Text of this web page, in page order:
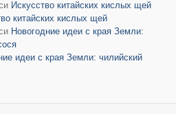
Искусство китайских кислых щей
китайских кислых щей
Новогодние идеи с края Земли:
идеи с края Земли: чилийский